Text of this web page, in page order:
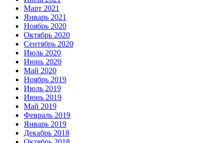
Март 2021
Январь 2021
Ноябрь 2020
Октябрь 2020
Сентябрь 2020
Июль 2020
Июнь 2020
Май 2020
Ноябрь 2019
Июль 2019
Июнь 2019
Май 2019
Февраль 2019
Январь 2019
Декабрь 2018